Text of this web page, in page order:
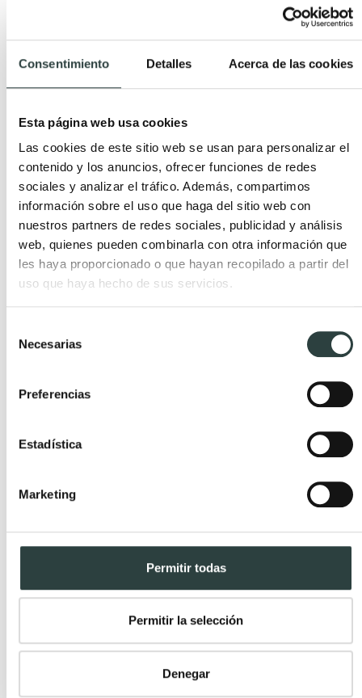
Consentimiento Detalles Acerca de las cookies
Esta página web usa cookies
Las cookies de este sitio web se usan para personalizar el
contenido y los anuncios, ofrecer funciones de redes
sociales y analizar el tráfico. Además, compartimos
información sobre el uso que haga del sitio web con
nuestros partners de redes sociales, publicidad y análisis
web, quienes pueden combinarla con otra información que
les haya proporcionado o que hayan recopilado a partir del
uso que haya hecho de sus servicios.
Necesarias
Preferencias
Estadística
Marketing
Permitir todas
Permitir la selección
Denegar
estos combinan genial con las griferías murales.
Espejos de baño y accesorios
rústicos
La estética rústica sigue estando de moda, ahora
más próxima al diseño nórdico o con elementos
contemporáneos. ¡Fusiona estilos y crea un baño
más cálido y natural!
Por ejemplo, en un baño rústico no pueden faltar
espejos antiguos, con el marco de madera o de
metal envejecido. ¡Son una pieza clave en este
ambiente!
Accesorios y detalles